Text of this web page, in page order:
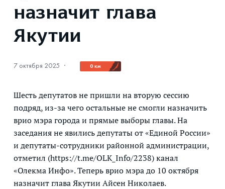
назначит глава
Якутии
7 октября 2025 · 0 км
Шесть депутатов не пришли на вторую сессию
подряд, из-за чего остальные не смогли назначить
врио мэра города и прямые выборы главы. На
заседания не явились депутаты от «Единой России»
и депутаты-сотрудники районной администрации,
отметил (https://t.me/OLK_Info/2238) канал
«Олекма Инфо». Теперь врио мэра до 10 октября
назначит глава Якутии Айсен Николаев.